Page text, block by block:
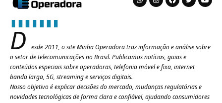
D
esde 2011, o site Minha Operadora traz informação e análise sobre
o setor de telecomunicações no Brasil. Publicamos notícias, guias e
conteúdos especiais sobre operadoras, telefonia móvel e fixa, internet
banda larga, 5G, streaming e serviços digitais.
Nosso objetivo é explicar decisões do mercado, mudanças regulatórias e
novidades tecnológicas de forma clara e confiável, ajudando consumidores